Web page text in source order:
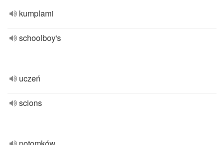
kumplami
schoolboy's
uczeń
scions